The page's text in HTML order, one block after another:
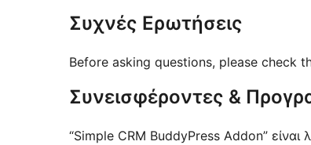
Συχνές Ερωτήσεις
Before asking questions, please check
Συνεισφέροντες &
“Simple CRM BuddyPress Addon”